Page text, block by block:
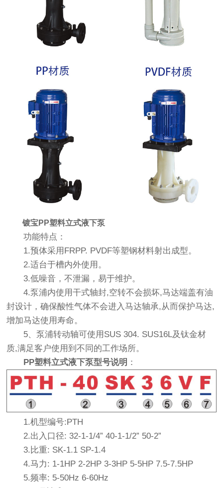
镀宝PP塑料立式液下泵
功能特点：
1.预体采用FRPP. PVDF等塑钢材料射出成型。
2.适台于槽内外使用。
3.低噪音，不泄漏，易于维护。
4.泵浦内使用干式轴封,空转不会损坏,马达端盖有油
封设计，确保酸性气体不会进入马达轴承,从而保护马达,
增加马达使用寿命。
5、泵浦转动轴可使用SUS 304. SUS16L及钛金材
质,满足客户使用到不同的工作场所。
PP塑料立式液下泵型号说明 ：
1.机型编号:PTH
2.出入口径: 32-1-1/4” 40-1-1/2” 50-2”
3.比重: SK-1.1 SP-1.4
4.马力: 1-1HP 2-2HP 3-3HP 5-5HP 7.5-7.5HP
5.频率: 5-50Hz 6-60Hz